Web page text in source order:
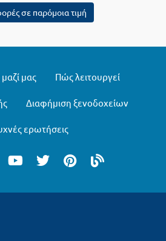
σε παρόμοια τιμή
μας Πώς λειτουργεί
Διαφήμιση ξενοδοχείων
ερωτήσεις